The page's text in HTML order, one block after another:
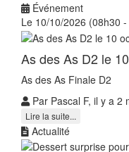
Événement
Le 10/10/2026 (08h30
As des As D2 le
As des As Finale D2
Par Pascal F, il y a 2
Lire la suite...
Actualité